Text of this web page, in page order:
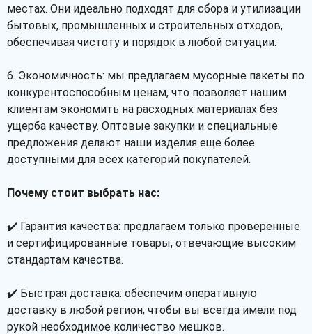
местах. Они идеально подходят для сбора и утилизации
бытовых, промышленных и строительных отходов,
обеспечивая чистоту и порядок в любой ситуации.
6. Экономичность: мы предлагаем мусорные пакеты по
конкурентоспособным ценам, что позволяет нашим
клиентам экономить на расходных материалах без
ущерба качеству. Оптовые закупки и специальные
предложения делают наши изделия еще более
доступными для всех категорий покупателей.
Почему стоит выбрать нас:
✔️ Гарантия качества: предлагаем только проверенные
и сертифицированные товары, отвечающие высоким
стандартам качества.
✔️ Быстрая доставка: обеспечим оперативную
доставку в любой регион, чтобы вы всегда имели под
рукой необходимое количество мешков.